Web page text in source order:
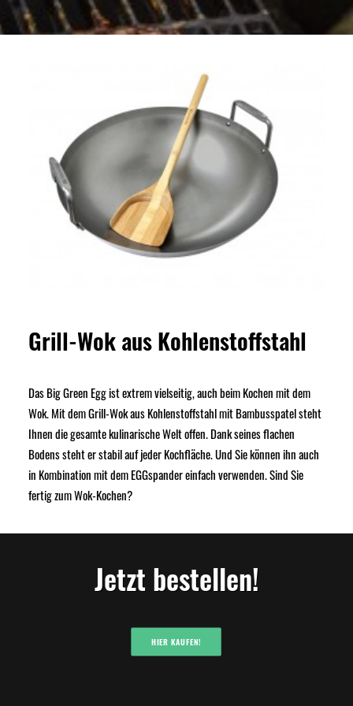
Grill-Wok aus Kohlenstoffstahl
Das Big Green Egg ist extrem vielseitig, auch beim Kochen mit dem
Wok. Mit dem Grill-Wok aus Kohlenstoffstahl mit Bambusspatel steht
Ihnen die gesamte kulinarische Welt offen. Dank seines flachen
Bodens steht er stabil auf jeder Kochfläche. Und Sie können ihn auch
in Kombination mit dem EGGspander einfach verwenden. Sind Sie
fertig zum Wok-Kochen?
Jetzt bestellen!
HIER KAUFEN!